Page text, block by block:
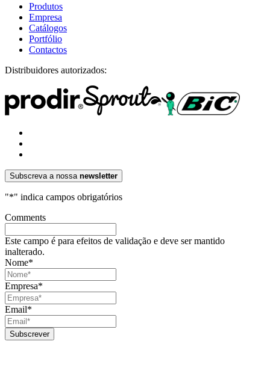
Produtos
Empresa
Catálogos
Portfólio
Contactos
Distribuidores autorizados:
Subscreva a nossa newsletter
"*" indica campos obrigatórios
Comments
Este campo é para efeitos de validação e deve ser mantido
inalterado.
Nome*
Empresa*
Email*